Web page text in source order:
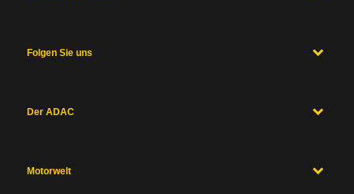
Folgen Sie uns
Der ADAC
Motorwelt